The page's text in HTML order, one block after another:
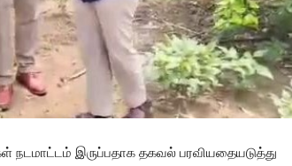
நடமாட்டம் இருப்பதாக தகவல் பரவியதையடுத்து